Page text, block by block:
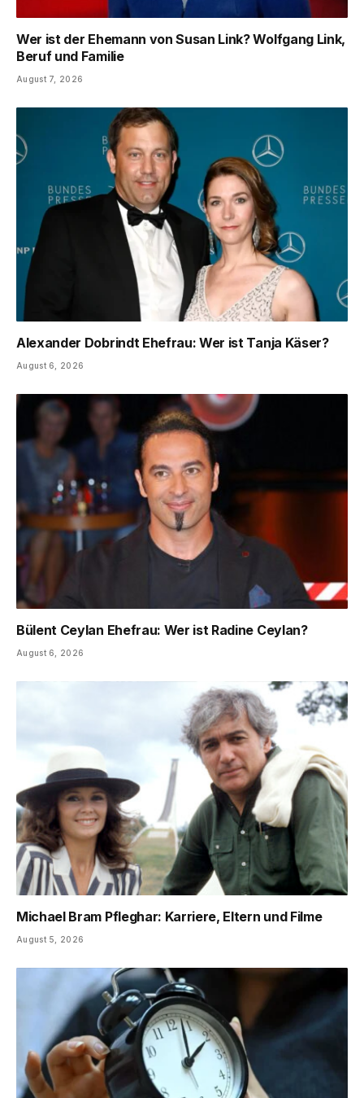
Wer ist der Ehemann von Susan Link? Wolfgang Link,
Beruf und Familie
August 7, 2026
Alexander Dobrindt Ehefrau: Wer ist Tanja Käser?
August 6, 2026
Bülent Ceylan Ehefrau: Wer ist Radine Ceylan?
August 6, 2026
Michael Bram Pfleghar: Karriere, Eltern und Filme
August 5, 2026